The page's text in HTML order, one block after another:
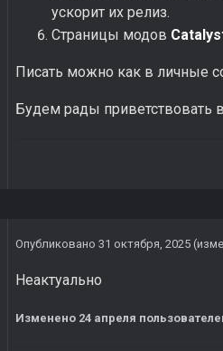
ускорит их релиз.
Страницы модов
Писать можно как в личные
Будем рады приветствовать
Опубликовано 31 октября, 2025
Неактуально
Изменено 24 апреля